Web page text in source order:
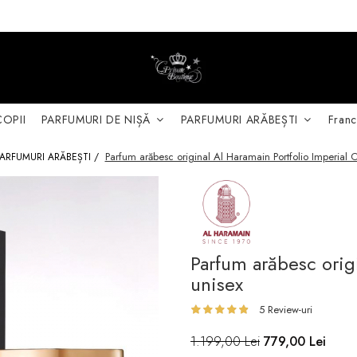
PARFUMURI DE NIȘĂ PARFUMURI ARĂBEȘTI
ARĂBEȘTI / Parfum arăbesc original Al Haramain Portfolio Imperial
Parfum arăbesc
unisex
5 Review-uri
1.199,00 Lei 779,00 Lei